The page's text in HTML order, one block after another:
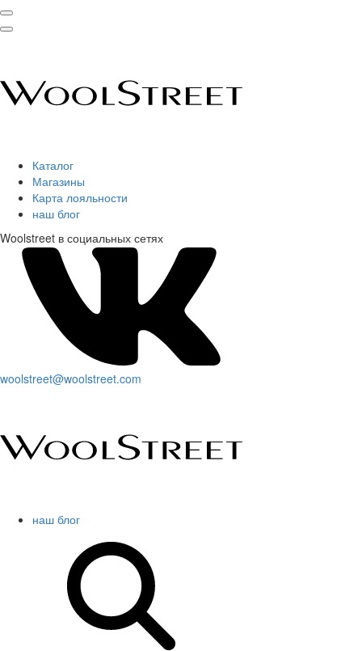
Каталог
Магазины
Карта лояльности
наш блог
Woolstreet в социальных сетях
woolstreet@woolstreet.com
наш блог